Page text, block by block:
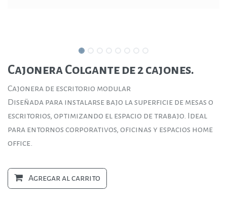
Cajonera Colgante de 2 cajones.
Cajonera de escritorio modular
Diseñada para instalarse bajo la superficie de mesas o
escritorios, optimizando el espacio de trabajo. Ideal
para entornos corporativos, oficinas y espacios home
office.
Agregar al carrito